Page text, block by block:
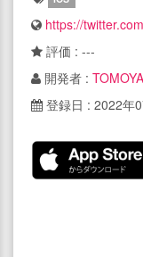
https://
評価 : ---
開発者 :
登録日 : 2022年